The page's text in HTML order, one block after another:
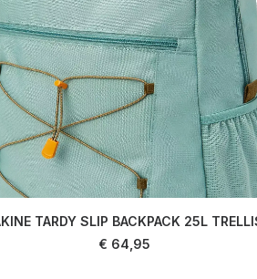
TARDY SLIP BACKPACK 25L
€ 64,95